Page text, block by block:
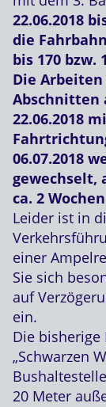
22.06.2018
die
bis 170 bzw.
Die
Abschnitten
22.06.2018
06.07.2018
gewechselt,
ca. 2
Leider ist in
einer
Sie sich
auf
ein.
Die
„Schwarzen
20 Meter